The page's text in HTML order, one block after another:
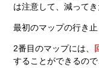
は注意して、減って
最初のマップの行き
2番目のマップには、
することができるの